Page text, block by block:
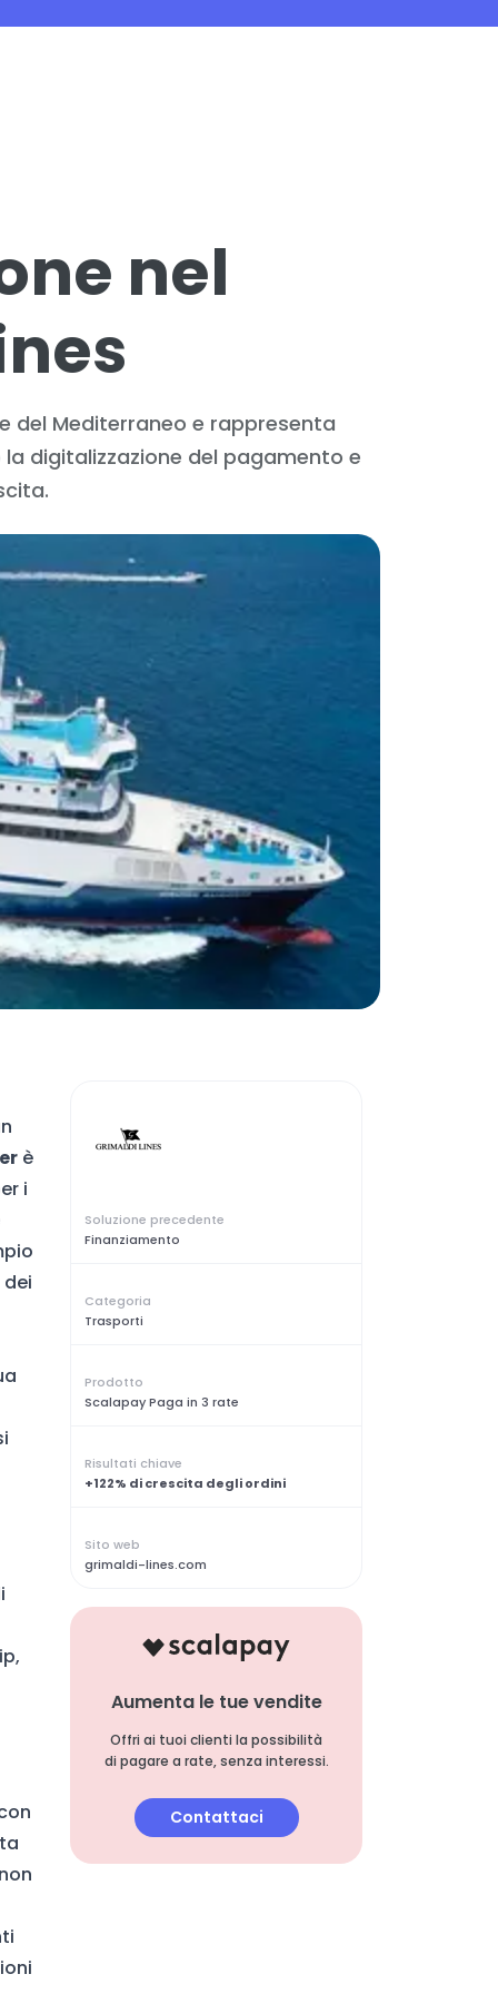
nel
del Mediterraneo e rappresenta
digitalizzazione del pagamento e
è
i
Soluzione precedente
Finanziamento
Categoria
Trasporti
Prodotto
Scalapay Paga in 3 rate
Risultati chiave
+122% di crescita degli ordini
Sito web
grimaldi-lines.com
Aumenta le tue vendite
Offri ai tuoi clienti la possibilità
di pagare a rate, senza interessi.
Contattaci